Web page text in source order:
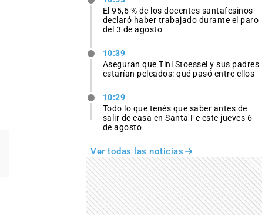
El 95,6 % de los docentes santafesinos
declaró haber trabajado durante el paro
del 3 de agosto
10:39
Aseguran que Tini Stoessel y sus padres
estarían peleados: qué pasó entre ellos
10:29
Todo lo que tenés que saber antes de
salir de casa en Santa Fe este jueves 6
de agosto
Ver todas las noticias